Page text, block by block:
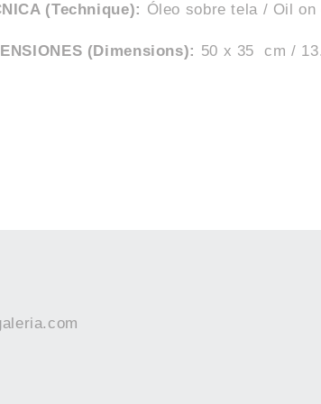
(Technique): Óleo sobre tela / Oil on
(Dimensions): 50 x 35 cm /